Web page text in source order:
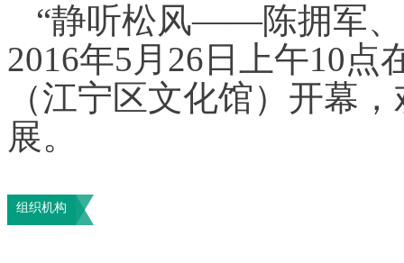
“静听松风——陈拥军、
2016年5月26日上午10点
（江宁区文化馆）开幕
展。
组织机构